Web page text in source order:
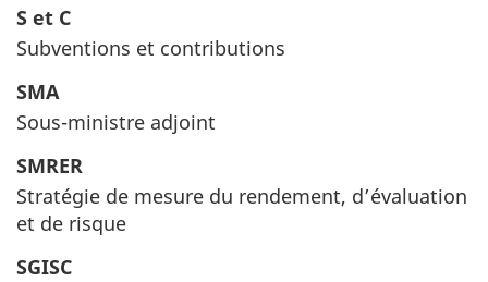
S et C
Subventions et contributions
SMA
Sous-ministre adjoint
SMRER
Stratégie de mesure du rendement, d’évaluation
et de risque
SGISC